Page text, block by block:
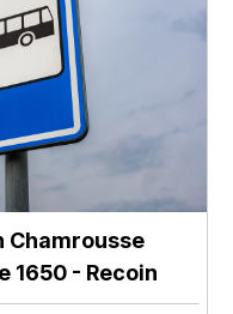
Chamrousse
1650 - Recoin